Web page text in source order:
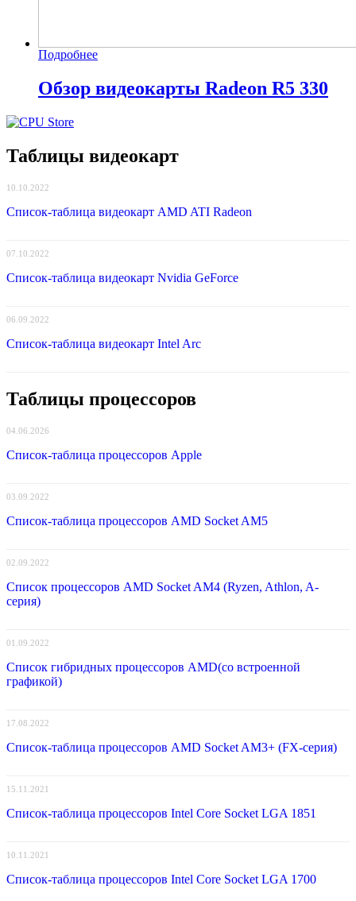
Подробнее
Обзор видеокарты Radeon R5 330
Таблицы видеокарт
10.10.2022
Список-таблица видеокарт AMD ATI Radeon
07.10.2022
Список-таблица видеокарт Nvidia GeForce
06.09.2022
Список-таблица видеокарт Intel Arc
Таблицы процессоров
04.06.2026
Список-таблица процессоров Apple
03.09.2022
Список-таблица процессоров AMD Socket AM5
02.09.2022
Список процессоров AMD Socket AM4 (Ryzen, Athlon, A-
серия)
01.09.2022
Список гибридных процессоров AMD(со встроенной
графикой)
17.08.2022
Список-таблица процессоров AMD Socket AM3+ (FX-серия)
15.11.2021
Список-таблица процессоров Intel Core Socket LGA 1851
10.11.2021
Список-таблица процессоров Intel Core Socket LGA 1700